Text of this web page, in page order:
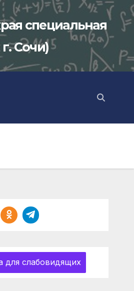
специальная
Сочи)
для слабовидящих